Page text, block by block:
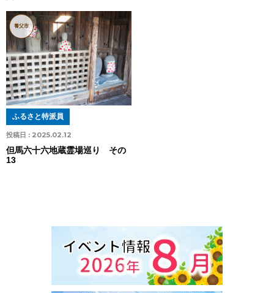
養父市
投稿日 : 2025.02.12
ふるさと特派員
但馬六十六地蔵霊場巡り その
13